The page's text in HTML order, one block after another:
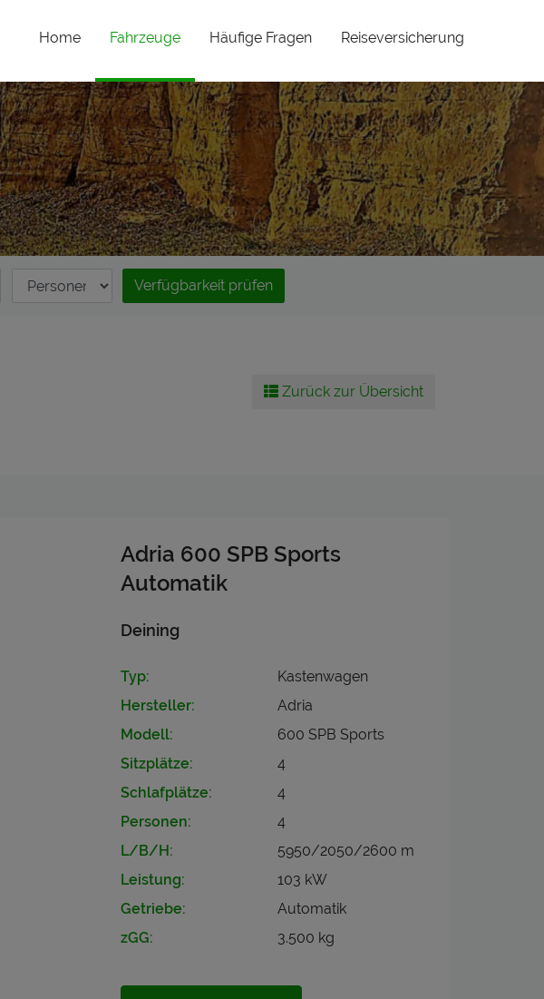
Home Fahrzeuge(current)Häufige Fragen Reiseversicherung
Verfügbarkeit prüfen
Zurück zur Übersicht
Adria 600 SPB Sports
Automatik
Deining
Typ:
Kastenwagen
Hersteller:
Adria
Modell:
600 SPB Sports
Sitzplätze:
4
Schlafplätze:
4
Personen:
4
L/B/H:
5950/2050/2600 m
Leistung:
103 kW
Getriebe:
Automatik
zGG:
3.500 kg